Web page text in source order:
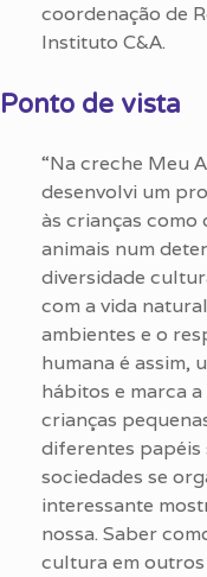
coordenação de
Instituto C&A.
Ponto de vista
“Na creche Meu
desenvolvi um
às crianças como
animais num
diversidade
com a vida
ambientes e o
humana é assim,
hábitos e marca
crianças
diferentes papéis
sociedades se
interessante
nossa. Saber
cultura em outros